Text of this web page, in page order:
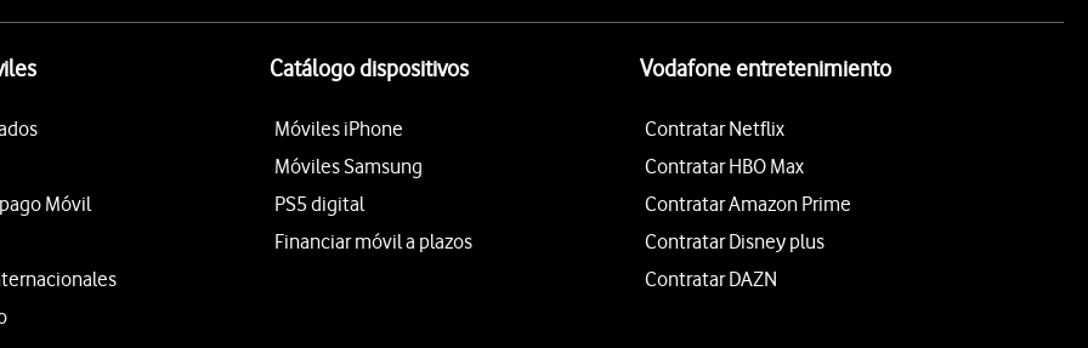
Móvil
Catálogo dispositivos
Móviles iPhone
Móviles Samsung
PS5 digital
Financiar móvil a plazos
Vodafone entretenimiento
Contratar Netflix
Contratar HBO Max
Contratar Amazon Prime
Contratar Disney plus
Contratar DAZN